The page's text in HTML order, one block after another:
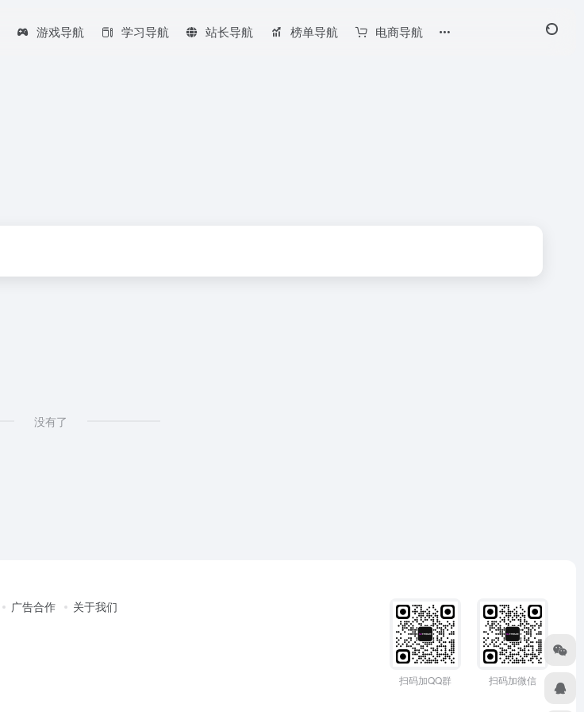
游戏导航 学习导航 站长导航 榜单导航 电商导航
没有了
广告合作 关于我们
扫码加QQ群 扫码加微信